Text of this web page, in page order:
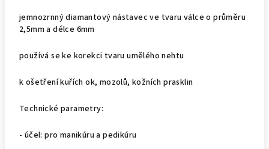
jemnozrnný diamantový nástavec ve tvaru válce o průměru
2,5mm a délce 6mm
používá se ke korekci tvaru umělého nehtu
k ošetření kuřích ok, mozolů, kožních prasklin
Technické parametry:
- účel: pro manikúru a pedikúru